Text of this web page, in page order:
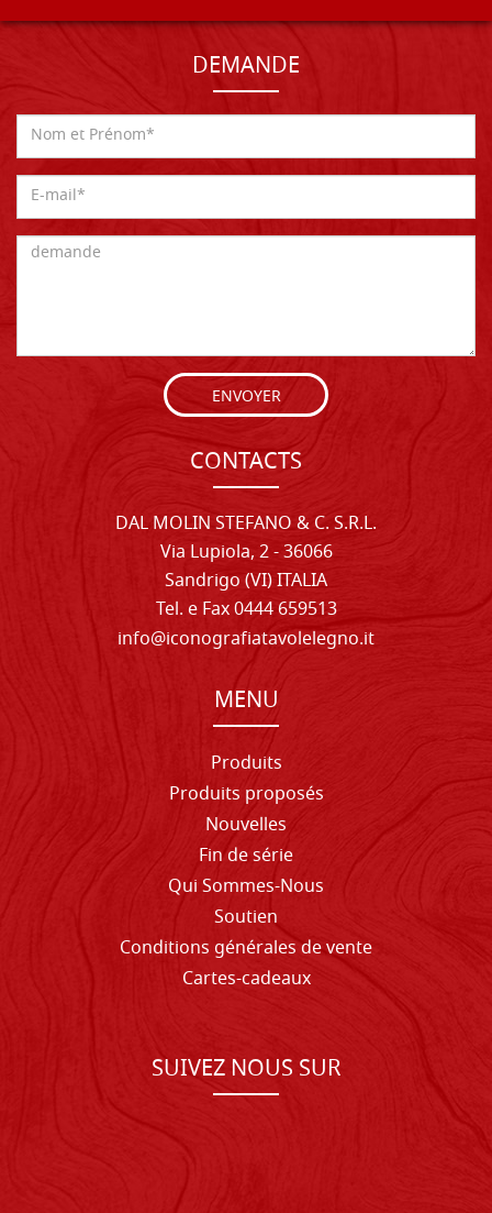
DEMANDE
ENVOYER
CONTACTS
DAL MOLIN STEFANO & C. S.R.L.
Via Lupiola, 2 - 36066
Sandrigo (VI) ITALIA
Tel. e Fax 0444 659513
info@iconografiatavolelegno.it
MENU
Produits
Produits proposés
Nouvelles
Fin de série
Qui Sommes-Nous
Soutien
Conditions générales de vente
Cartes-cadeaux
SUIVEZ NOUS SUR